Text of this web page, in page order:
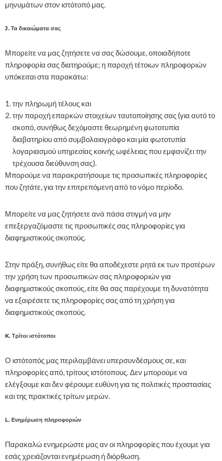
μηνυμάτων στον ιστότοπό μας.
J. Τα δικαιώματα σας
Μπορείτε να μας ζητήσετε να σας δώσουμε, οποιαδήποτε
πληροφορία σας διατηρούμε; η παροχή τέτοιων πληροφοριών
υπόκειται στα παρακάτω:
την πληρωμή τέλους και
την παροχή επαρκών στοιχείων ταυτοποίησης σας (για αυτό το
σκοπό, συνήθως δεχόμαστε θεωρημένη φωτοτυπία
διαβατηρίου από συμβολαιογράφο και μία φωτοτυπία
λογαριασμού υπηρεσίας κοινής ωφέλειας που εμφανίζει την
τρέχουσα διεύθυνση σας).
Μπορούμε να παρακρατήσουμε τις προσωπικές πληροφορίες
που ζητάτε, για την επιτρεπόμενη από το νόμο περίοδο.
Μπορείτε να μας ζητήσετε ανά πάσα στιγμή να μην
επεξεργαζόμαστε τις προσωπικές σας πληροφορίες για
διαφημιστικούς σκοπούς.
Στην πράξη, συνήθως είτε θα αποδέχεστε ρητά εκ των προτέρων
την χρήση των προσωπικών σας πληροφοριών για
διαφημιστικούς σκοπούς, είτε θα σας παρέχουμε τη δυνατότητα
να εξαιρέσετε τις πληροφορίες σας από τη χρήση για
διαφημιστικούς σκοπούς.
K. Τρίτοι ιστότοποι
Ο ιστότοπός μας περιλαμβάνει υπερσυνδέσμους σε, και
πληροφορίες από, τρίτους ιστότοπους. Δεν μπορούμε να
ελέγξουμε και δεν φέρουμε ευθύνη για τις πολιτικές προστασίας
και της πρακτικές τρίτων μερών.
L. Ενημέρωση πληροφοριών
Παρακαλώ ενημερώστε μας αν οι πληροφορίες που έχουμε για
εσάς χρειάζονται ενημέρωση ή διόρθωση.